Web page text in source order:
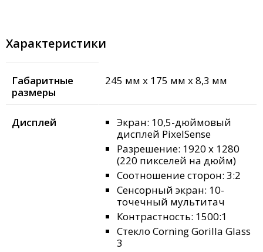
Характеристики
Габаритные
размеры
245 мм x 175 мм x 8,3 мм
Дисплей
Экран: 10,5-дюймовый
дисплей PixelSense
Разрешение: 1920 x 1280
(220 пикселей на дюйм)
Соотношение сторон: 3:2
Сенсорный экран: 10-
точечный мультитач
Контрастность: 1500:1
Стекло Corning Gorilla Glass
3